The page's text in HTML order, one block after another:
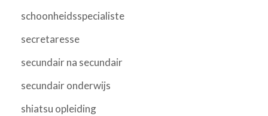
schoonheidsspecialiste
secretaresse
secundair na secundair
secundair onderwijs
shiatsu opleiding